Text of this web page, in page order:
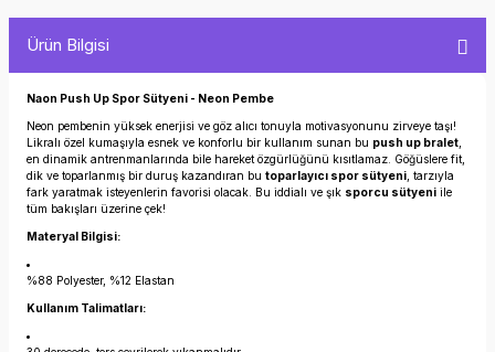
Ürün Bilgisi
Naon Push Up Spor Sütyeni - Neon Pembe
Neon pembenin yüksek enerjisi ve göz alıcı tonuyla motivasyonunu zirveye taşı!
Likralı özel kumaşıyla esnek ve konforlu bir kullanım sunan bu push up bralet
en dinamik antrenmanlarında bile hareket özgürlüğünü kısıtlamaz. Göğüslere fit,
dik ve toparlanmış bir duruş kazandıran bu toparlayıcı spor sütyeni , tarzıyla
fark yaratmak isteyenlerin favorisi olacak. Bu iddialı ve şık sporcu sütyeni ile
tüm bakışları üzerine çek!
Materyal Bilgisi:
%88 Polyester, %12 Elastan
Kullanım Talimatları: